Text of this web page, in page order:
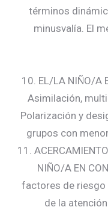
términos
minusvalía. El
10. EL/LA NIÑO/A
Asimilación,
Polarización y
grupos con
11.
NIÑO/A EN
factores de riesgo
de la